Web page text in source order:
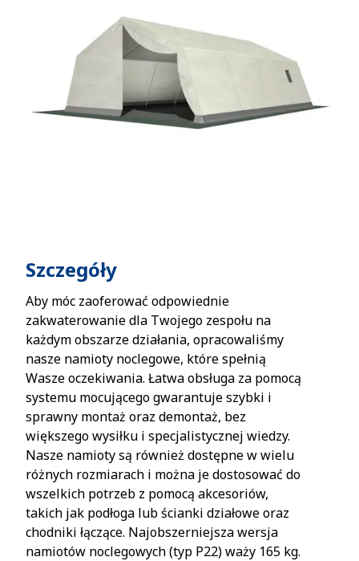
Szczegóły
Aby móc zaoferować odpowiednie
zakwaterowanie dla Twojego zespołu na
każdym obszarze działania, opracowaliśmy
nasze namioty noclegowe, które spełnią
Wasze oczekiwania. Łatwa obsługa za pomocą
systemu mocującego gwarantuje szybki i
sprawny montaż oraz demontaż, bez
większego wysiłku i specjalistycznej wiedzy.
Nasze namioty są również dostępne w wielu
różnych rozmiarach i można je dostosować do
wszelkich potrzeb z pomocą akcesoriów,
takich jak podłoga lub ścianki działowe oraz
chodniki łączące. Najobszerniejsza wersja
namiotów noclegowych (typ P22) waży 165 kg.